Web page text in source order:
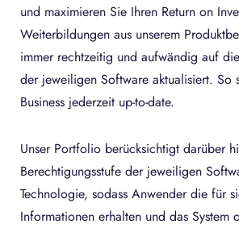
und maximieren Sie Ihren Return on
Weiterbildungen aus unserem
immer rechtzeitig und aufwändig auf
der jeweiligen Software aktualisiert. So
Business jederzeit up-to-date.
Unser Portfolio berücksichtigt darüber
Berechtigungsstufe der jeweiligen
Technologie, sodass Anwender die für
Informationen erhalten und das System